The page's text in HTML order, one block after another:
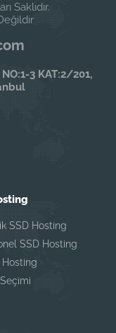
Saklıdır.
3 KAT:2/201,
SSD Hosting
SSD Hosting
Hosting